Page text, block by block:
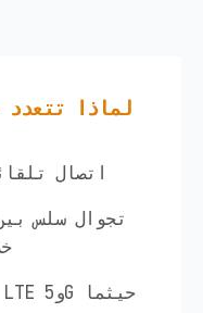
لماذا تتعدد
✅ اتصال